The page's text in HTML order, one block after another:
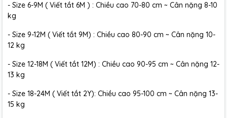
- Size 6-9M ( Viết tắt 6M ) : Chiều cao 70-80 cm ~ Cân nặng 8-10
kg
- Size 9-12M ( Viết tắt 9M) : Chiều cao 80-90 cm ~ Cân nặng 10-
12 kg
- Size 12-18M ( Viết tắt 12M) : Chiều cao 90-95 cm ~ Cân nặng 12-
13 kg
- Size 18-24M ( Viết tắt 2Y): Chiều cao 95-100 cm ~ Cân nặng 13-
15 kg